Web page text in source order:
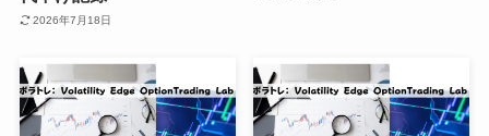
2026年7月18日